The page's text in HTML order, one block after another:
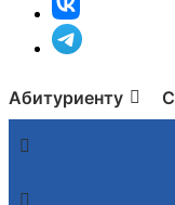
Абитуриенту